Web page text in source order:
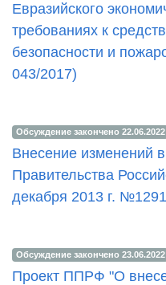
Евразийского
требованиях к
безопасности и
043/2017)
Обсуждение закончено 22.06.2022
Внесение изменений
Правительства
декабря 2013 г. №1291
Обсуждение закончено 23.06.2022
Проект ППРФ "О